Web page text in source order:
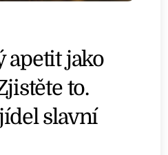
apetit jako
to.
slavní